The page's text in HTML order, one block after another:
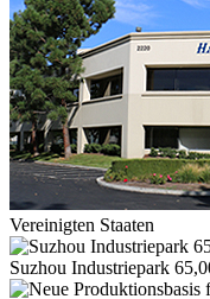
Vereinigten Staaten
Suzhou Industriepark